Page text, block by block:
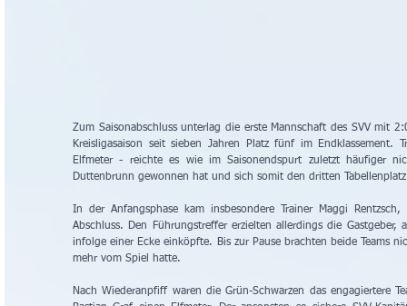
Zum Saisonabschluss unterlag die erste Mannschaft des SVV mit
Kreisligasaison seit sieben Jahren Platz fünf im Endklassement.
Elfmeter - reichte es wie im Saisonendspurt zuletzt häufiger
Duttenbrunn gewonnen hat und sich somit den dritten
In der Anfangsphase kam insbesondere Trainer Maggi
Abschluss. Den Führungstreffer erzielten allerdings die
infolge einer Ecke einköpfte. Bis zur Pause brachten beide Teams
mehr vom Spiel hatte.
Nach Wiederanpfiff waren die Grün-Schwarzen das engagiertere